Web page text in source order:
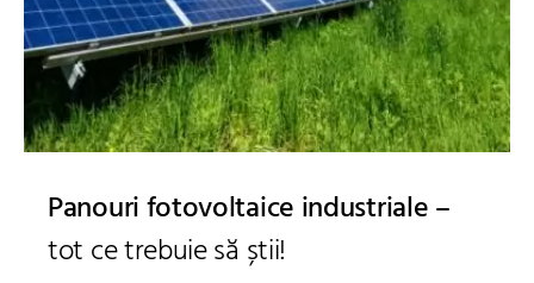
Panouri fotovoltaice industriale –
tot ce trebuie să știi!